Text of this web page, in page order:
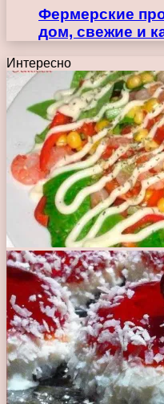
Фермерские
дом, свежие и
Интересно